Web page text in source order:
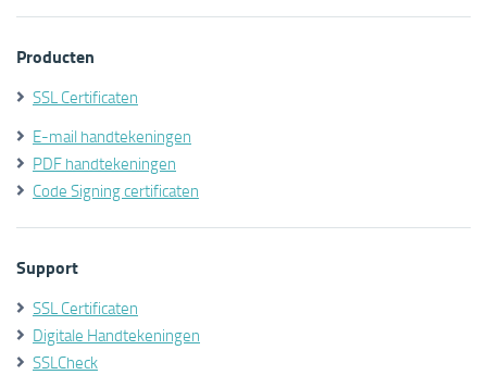
Producten
SSL Certificaten
E-mail handtekeningen
PDF handtekeningen
Code Signing certificaten
Support
SSL Certificaten
Digitale Handtekeningen
SSLCheck